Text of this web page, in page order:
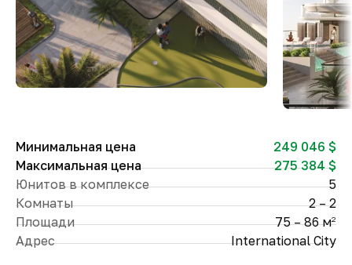
Минимальная цена
249 046 $
Максимальная цена
275 384 $
Юнитов в комплексе
5
Комнаты
2 – 2
Площади
75 – 86 м2
Адрес International City